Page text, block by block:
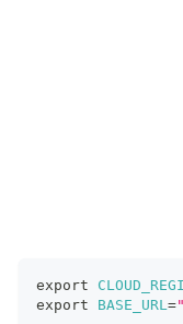
export
export
BASE_URL=